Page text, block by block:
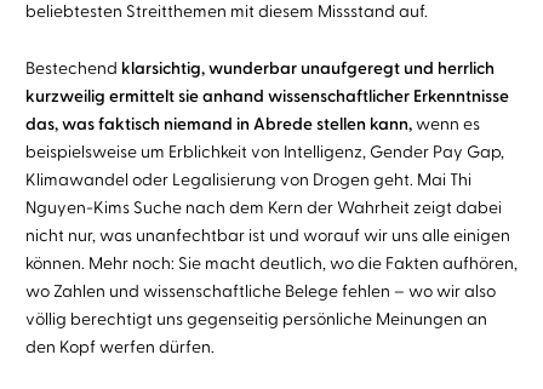
beliebtesten Streitthemen mit diesem Missstand auf.
Bestechend klarsichtig, wunderbar unaufgeregt und herrlich
kurzweilig ermittelt sie anhand wissenschaftlicher Erkenntnisse
das, was faktisch niemand in Abrede stellen kann,wenn es
beispielsweise um Erblichkeit von Intelligenz, Gender Pay Gap,
Klimawandel oder Legalisierung von Drogen geht. Mai Thi
Nguyen-Kims Suche nach dem Kern der Wahrheit zeigt dabei
nicht nur, was unanfechtbar ist und worauf wir uns alle einigen
können. Mehr noch: Sie macht deutlich, wo die Fakten aufhören,
wo Zahlen und wissenschaftliche Belege fehlen – wo wir also
völlig berechtigt uns gegenseitig persönliche Meinungen an
den Kopf werfen dürfen.